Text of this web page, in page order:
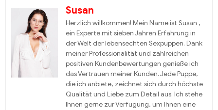
Susan
Herzlich willkommen! Mein Name ist Susan ,
ein Experte mit sieben Jahren Erfahrung in
der Welt der lebensechten Sexpuppen. Dank
meiner Professionalität und zahlreichen
positiven Kundenbewertungen genieße ich
das Vertrauen meiner Kunden. Jede Puppe,
die ich anbiete, zeichnet sich durch höchste
Qualität und Liebe zum Detail aus. Ich stehe
Ihnen gerne zur Verfügung, um Ihnen eine